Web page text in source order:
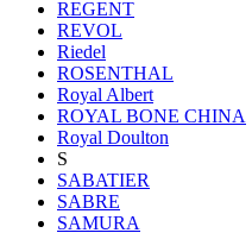
REGENT
REVOL
Riedel
ROSENTHAL
Royal Albert
ROYAL BONE CHINA
Royal Doulton
S
SABATIER
SABRE
SAMURA